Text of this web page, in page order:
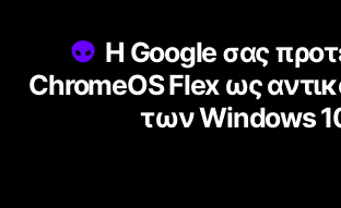
Η Google σας
ChromeOS Flex ως
των Windows